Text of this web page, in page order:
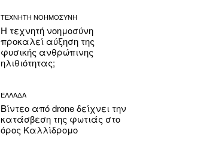
ΤΕΧΝΗΤΗ ΝΟΗΜΟΣΥΝΗ
Η τεχνητή νοημοσύνη
προκαλεί αύξηση της
φυσικής ανθρώπινης
ηλιθιότητας;
ΕΛΛΑΔΑ
Βίντεο από drone δείχνει την
κατάσβεση της φωτιάς στο
όρος Καλλίδρομο